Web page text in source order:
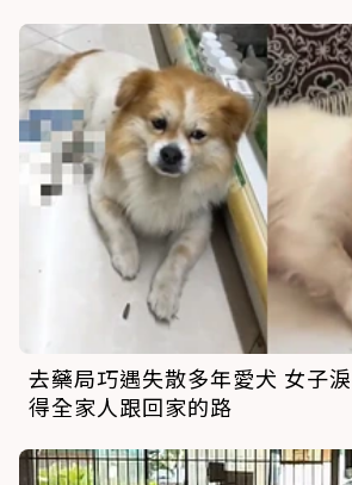
去藥局巧遇失散多年愛犬 女子
得全家人跟回家的路